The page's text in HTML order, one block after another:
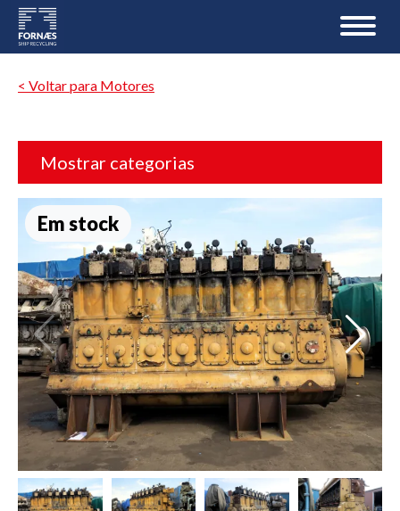
< Voltar para Motores
Mostrar categorias
Em stock